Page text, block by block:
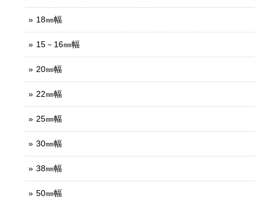
18㎜幅
15－16㎜幅
20㎜幅
22㎜幅
25㎜幅
30㎜幅
38㎜幅
50㎜幅